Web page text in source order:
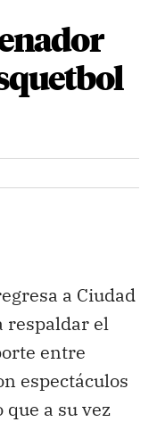
a Ciudad
respaldar el
entre
espectáculos
a su vez